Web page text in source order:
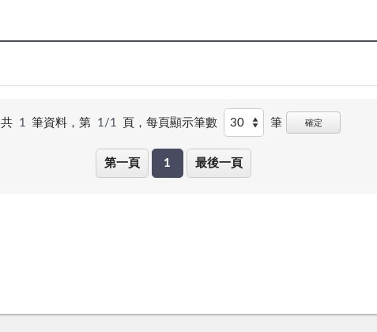
共 1 筆資料，第 1/1 頁，每頁顯示筆數 筆 確定
第一頁 1 最後一頁